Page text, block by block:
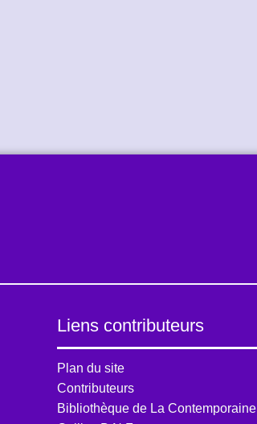
Liens contributeurs
Plan du site
Contributeurs
Bibliothèque de La Contemporaine